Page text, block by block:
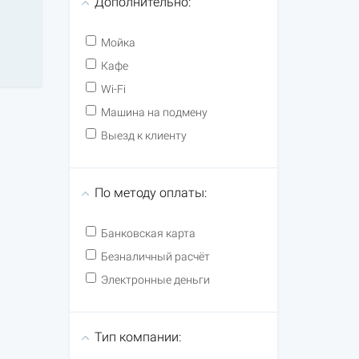
Мойка
Кафе
Wi-Fi
Машина на подмену
Выезд к клиенту
По методу оплаты:
Банковская карта
Безналичный расчёт
Электронные деньги
Тип компании: